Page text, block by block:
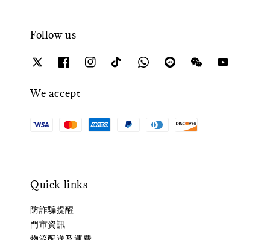
Follow us
We accept
Quick links
防詐騙提醒
門市資訊